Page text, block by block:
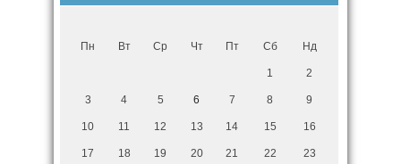
Пн Вт Ср Чт Пт Сб Нд
1 2
3 4 5 6 7 8 9
10 11 12 13 14 15 16
17 18 19 20 21 22 23